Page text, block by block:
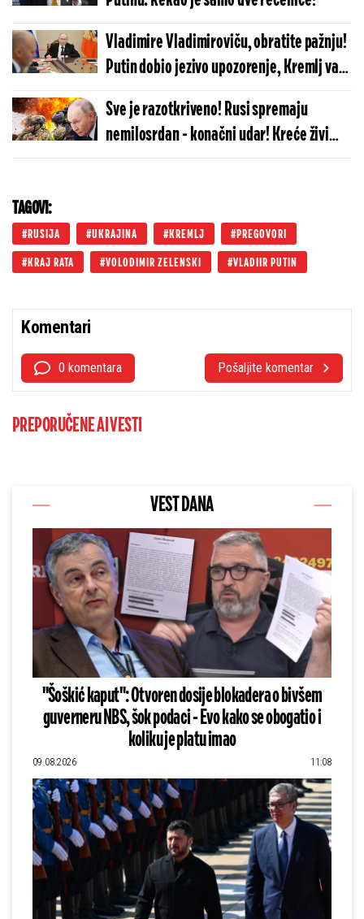
Vladimire Vladimiroviču, obratite pažnju!
Putin dobio jezivo upozorenje, Kremlj van
sebe!
Sve je razotkriveno! Rusi spremaju
nemilosrdan - konačni udar! Kreće živi
pomor
TAGOVI:
RUSIJA UKRAJINA KREMLJ PREGOVORI
KRAJ RATA VOLODIMIR ZELENSKI VLADIIR PUTIN
Komentari
0 komentara Pošaljite komentar
PREPORUČENE AI VESTI
VEST DANA
"Šoškić kaput": Otvoren dosije blokadera o bivšem
guverneru NBS, šok podaci - Evo kako se obogatio i
koliku je platu imao
09.08.2026 11:08